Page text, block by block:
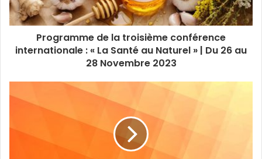
Programme de la troisième conférence
internationale : « La Santé au Naturel » | Du 26 au
28 Novembre 2023